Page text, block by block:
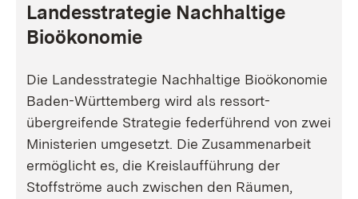
Landesstrategie Nachhaltige
Bioökonomie
Die Landesstrategie Nachhaltige Bioökonomie
Baden-Württemberg wird als ressort-
übergreifende Strategie federführend von zwei
Ministerien umgesetzt. Die Zusammenarbeit
ermöglicht es, die Kreislaufführung der
Stoffströme auch zwischen den Räumen,